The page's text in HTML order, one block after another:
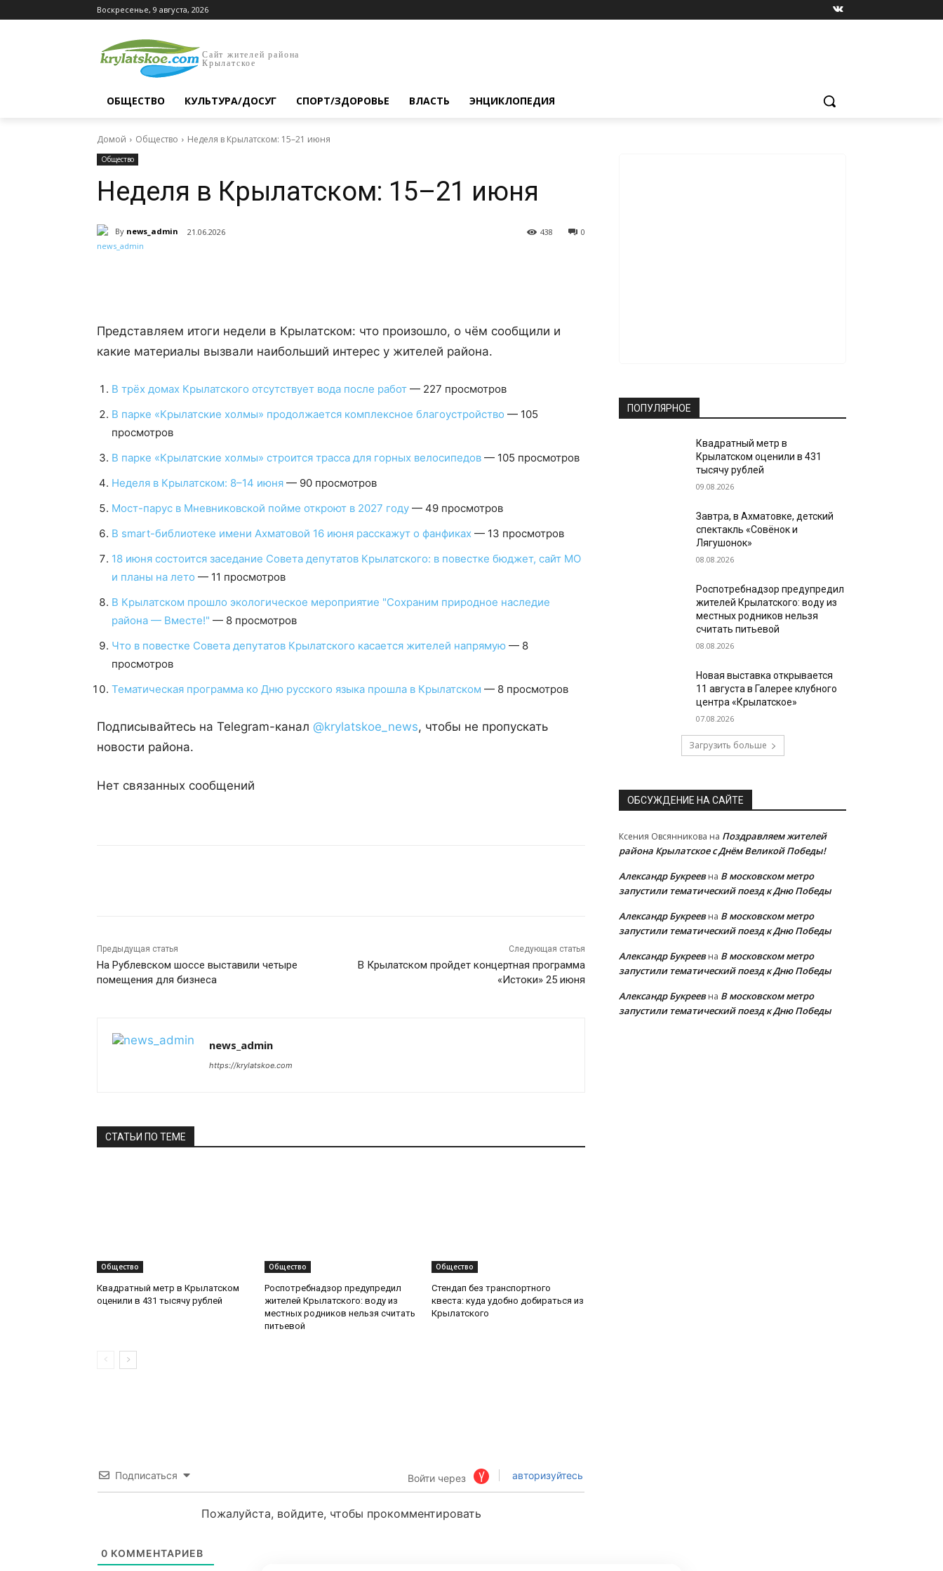
Воскресенье, 9 августа, 2026
Сайт жителей района
Крылатское
ОБЩЕСТВО КУЛЬТУРА/ДОСУГ СПОРТ/ЗДОРОВЬЕ ВЛАСТЬ ЭНЦИКЛОПЕДИЯ
Домой Общество Неделя в Крылатском: 15–21 июня
Общество
Неделя в Крылатском: 15–21 июня
By news_admin 21.06.2026 0
438
Представляем итоги недели в Крылатском: что произошло, о чём сообщили и
какие материалы вызвали наибольший интерес у жителей района.
В трёх домах Крылатского отсутствует вода после работ — 227 просмотров
В парке «Крылатские холмы» продолжается комплексное благоустройство — 105
просмотров
В парке «Крылатские холмы» строится трасса для горных велосипедов — 105 просмотров
Неделя в Крылатском: 8–14 июня — 90 просмотров
Мост-парус в Мневниковской пойме откроют в 2027 году — 49 просмотров
В smart-библиотеке имени Ахматовой 16 июня расскажут о фанфиках — 13 просмотров
18 июня состоится заседание Совета депутатов Крылатского: в повестке бюджет, сайт МО
и планы на лето — 11 просмотров
В Крылатском прошло экологическое мероприятие "Сохраним природное наследие
района — Вместе!" — 8 просмотров
Что в повестке Совета депутатов Крылатского касается жителей напрямую — 8
просмотров
Тематическая программа ко Дню русского языка прошла в Крылатском — 8 просмотров
Подписывайтесь на Telegram-канал @krylatskoe_news, чтобы не пропускать
новости района.
Нет связанных сообщений
Предыдущая статья
На Рублевском шоссе выставили четыре
помещения для бизнеса
Следующая статья
В Крылатском пройдет концертная программа
«Истоки» 25 июня
news_admin
https://krylatskoe.com
СТАТЬИ ПО ТЕМЕ
Общество
Квадратный метр в Крылатском
оценили в 431 тысячу рублей
Общество
Роспотребнадзор предупредил
жителей Крылатского: воду из
местных родников нельзя считать
питьевой
Общество
Стендап без транспортного
квеста: куда удобно добираться из
Крылатского
Подписаться Войти через авторизуйтесь
Пожалуйста, войдите, чтобы прокомментировать
0 КОММЕНТАРИЕВ
ПОПУЛЯРНОЕ
Квадратный метр в
Крылатском оценили в 431
тысячу рублей
09.08.2026
Завтра, в Ахматовке, детский
спектакль «Совёнок и
Лягушонок»
08.08.2026
Роспотребнадзор предупредил
жителей Крылатского: воду из
местных родников нельзя
считать питьевой
08.08.2026
Новая выставка открывается
11 августа в Галерее клубного
центра «Крылатское»
07.08.2026
Загрузить больше
ОБСУЖДЕНИЕ НА САЙТЕ
Ксения Овсянникова на Поздравляем жителей
района Крылатское с Днём Великой Победы!
Александр Букреевна В московском метро
запустили тематический поезд к Дню Победы
Александр Букреевна В московском метро
запустили тематический поезд к Дню Победы
Александр Букреевна В московском метро
запустили тематический поезд к Дню Победы
Александр Букреевна В московском метро
запустили тематический поезд к Дню Победы